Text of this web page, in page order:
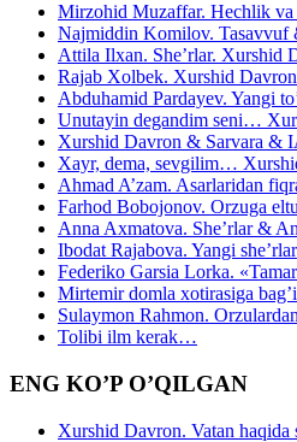
Mirzohid Muzaffar. Hechlik va
Najmiddin Komilov.
Attila Ilxan. She’rlar. Xurshid
Rajab Xolbek. Xurshid
Abduhamid Pardayev. Yangi
Unutayin degandim seni…
Xurshid Davron & Sarvara &
Xayr, dema, sevgilim…
Ahmad A’zam. Asarlaridan
Farhod Bobojonov. Orzuga
Anna Axmatova. She’rlar &
Ibodat Rajabova. Yangi she’rlar
Federiko Garsia Lorka.
Mirtemir domla xotirasiga
Sulaymon Rahmon.
Tolibi ilm kerak…
ENG KO’P O’QILGAN
Xurshid Davron. Vatan haqida